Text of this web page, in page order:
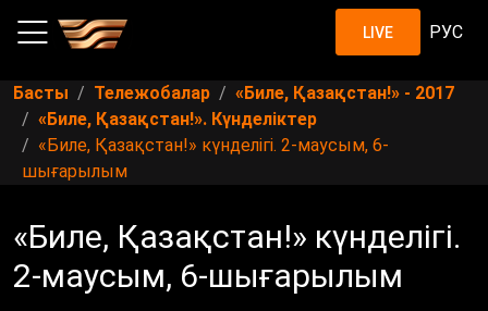
LIVE РУС
Басты Тележобалар
«Биле, Қазақстан!» - 2017
«Биле, Қазақстан!». Күнделіктер
«Биле, Қазақстан!» күнделігі. 2-маусым, 6-
шығарылым
«Биле, Қазақстан!» күнделігі.
2-маусым, 6-шығарылым